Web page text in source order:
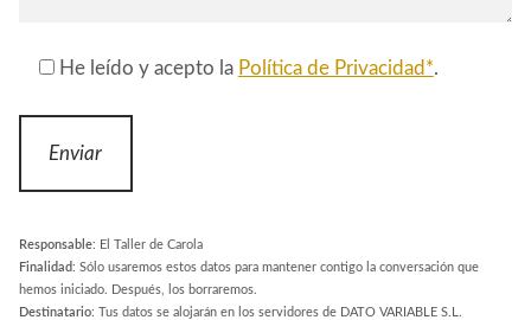
He leído y acepto la Política de Privacidad*.
Responsable: El Taller de Carola
Finalidad: Sólo usaremos estos datos para mantener contigo la conversación que
hemos iniciado. Después, los borraremos.
Destinatario: Tus datos se alojarán en los servidores de DATO VARIABLE S.L.